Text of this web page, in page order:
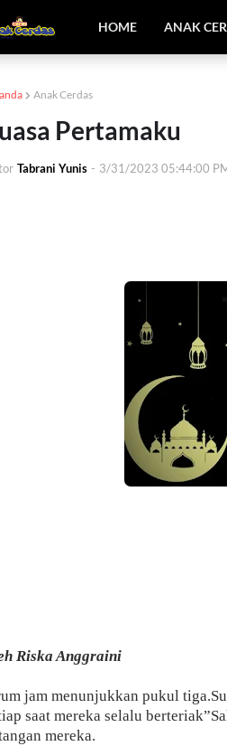
HOME ANAK
Anak Cerdas
Pertamaku
Tabrani Yunis - 3/31/2023 05:44:00
Riska Anggraini
jam menunjukkan pukul
saat mereka selalu
mereka.